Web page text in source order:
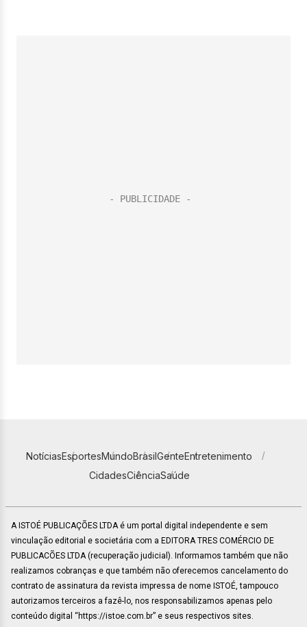
NotíciasEsportesMundoBrasilGenteEntretenimento
CidadesCiênciaSaúde
A ISTOÉ PUBLICAÇÕES LTDA é um portal digital independente e sem
vinculação editorial e societária com a EDITORA TRES COMÉRCIO DE
PUBLICACÕES LTDA (recuperação judicial). Informamos também que não
realizamos cobranças e que também não oferecemos cancelamento do
contrato de assinatura da revista impressa de nome ISTOÉ, tampouco
autorizamos terceiros a fazê-lo, nos responsabilizamos apenas pelo
conteúdo digital “https://istoe.com.br” e seus respectivos sites.